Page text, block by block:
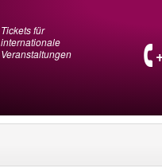
Tickets für
internationale
Veranstaltungen